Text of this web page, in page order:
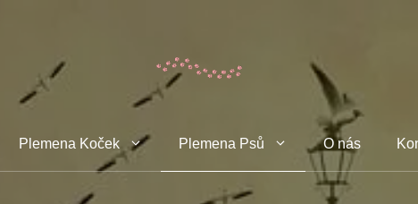
Plemena Koček Plemena Psů O nás